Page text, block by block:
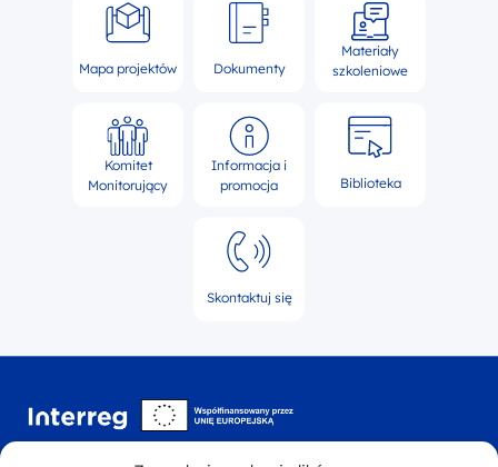
Mapa projektów Dokumenty
Materiały
szkoleniowe
Komitet
Monitorujący
Informacja i
promocja
Biblioteka
Skontaktuj się